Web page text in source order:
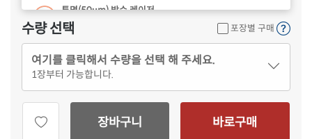
투명(50μm) 방수 레이저
CL952LT
수량 선택 포장별 구매
여기를 클릭해서 수량을 선택 해 주세요.
1장부터 가능합니다.
장바구니 바로구매